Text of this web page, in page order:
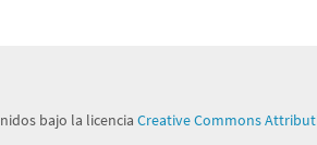
bajo la licencia Creative Commons